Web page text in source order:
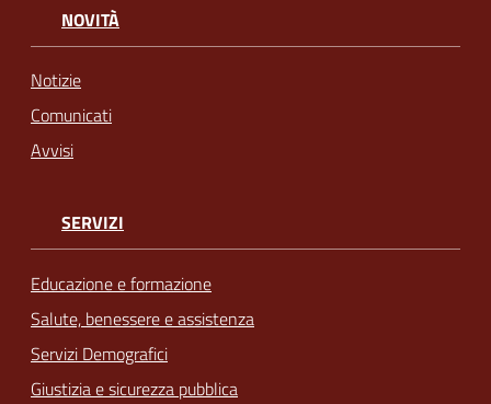
NOVITÀ
Notizie
Comunicati
Avvisi
SERVIZI
Educazione e formazione
Salute, benessere e assistenza
Servizi Demografici
Giustizia e sicurezza pubblica